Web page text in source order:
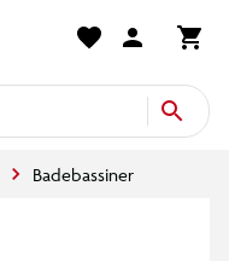
Badebassiner